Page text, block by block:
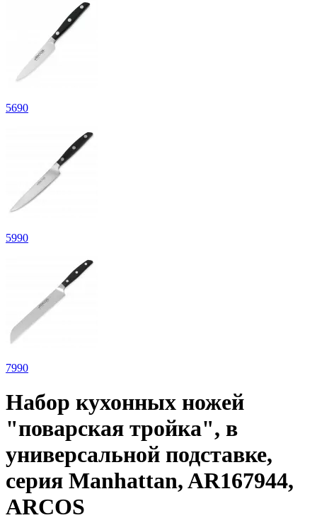
5690
5990
7990
Набор кухонных ножей
"поварская тройка", в
универсальной подставке,
серия Manhattan, AR167944,
ARCOS